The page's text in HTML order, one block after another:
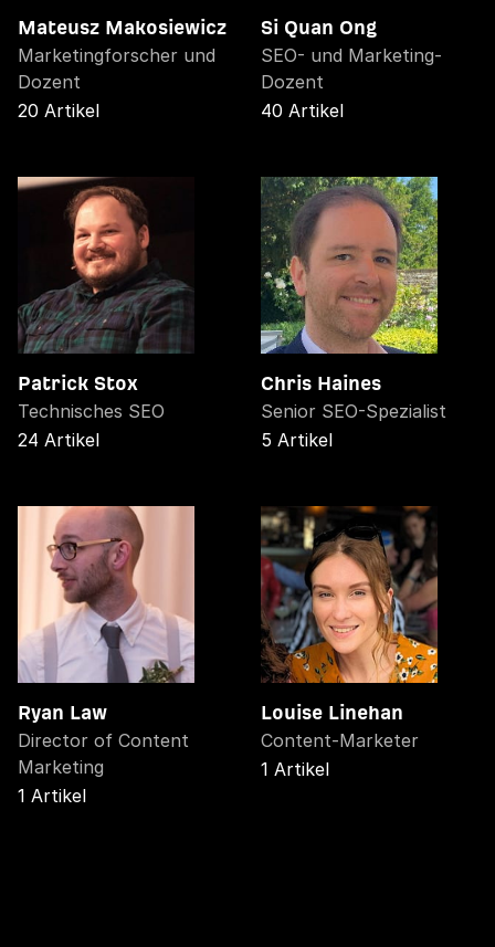
Mateusz Makosiewicz
Marketingforscher und
Dozent
20 Artikel
Si Quan Ong
SEO- und Marketing-
Dozent
40 Artikel
Patrick Stox
Technisches SEO
24 Artikel
Chris Haines
Senior SEO-Spezialist
5 Artikel
Ryan Law
Director of Content
Marketing
1 Artikel
Louise Linehan
Content-Marketer
1 Artikel